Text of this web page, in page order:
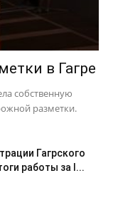
в Гагре
собственную
разметки.
Гагрского
работы за I...